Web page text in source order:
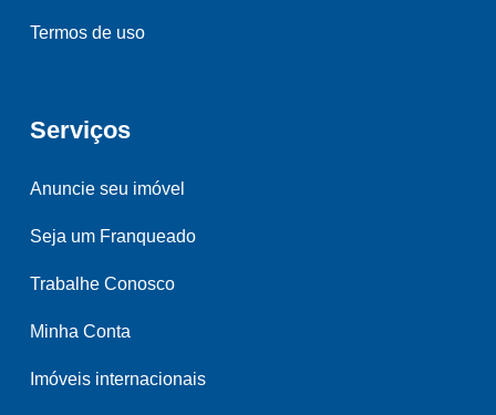
Termos de uso
Serviços
Anuncie seu imóvel
Seja um Franqueado
Trabalhe Conosco
Minha Conta
Imóveis internacionais